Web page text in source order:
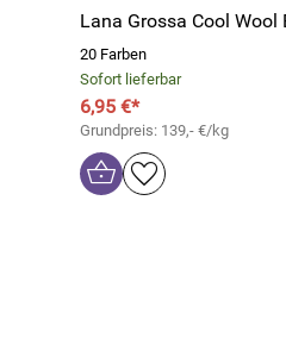
Lana Grossa Cool Wool
20 Farben
Sofort lieferbar
6,95 €*
Grundpreis: 139,- €/kg